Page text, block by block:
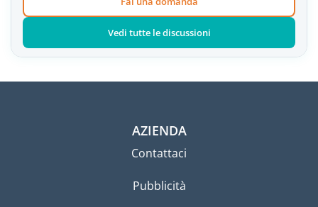
Vedi tutte le discussioni
AZIENDA
Contattaci
Pubblicità